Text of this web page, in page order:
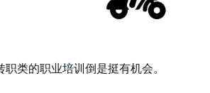
类的职业培训倒是挺有机会。